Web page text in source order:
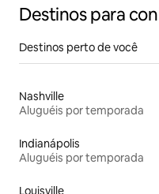
Destinos para
Destinos perto de você
Nashville
Aluguéis por temporada
Indianápolis
Aluguéis por temporada
Louisville